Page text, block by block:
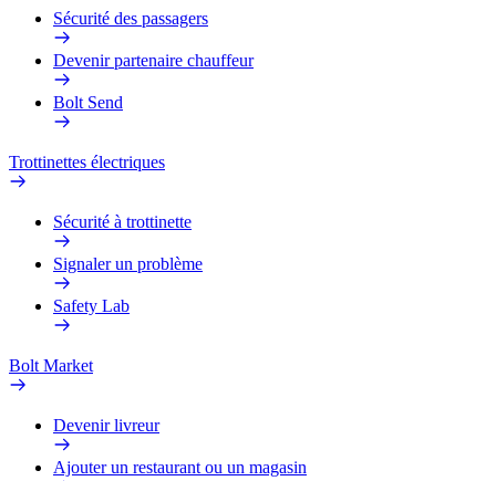
Sécurité des passagers
Devenir partenaire chauffeur
Bolt Send
Trottinettes électriques
Sécurité à trottinette
Signaler un problème
Safety Lab
Bolt Market
Devenir livreur
Ajouter un restaurant ou un magasin